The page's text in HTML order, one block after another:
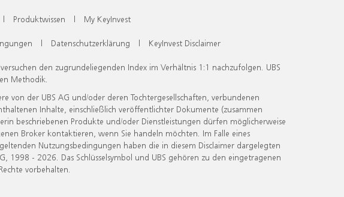
| Produktwissen | My KeyInvest
| Datenschutzerklärung | KeyInvest Disclaimer
den zugrundeliegenden Index im Verhältnis 1:1 nachzufolgen. UBS
Methodik.
der UBS AG und/oder deren Tochtergesellschaften, verbundenen
Inhalte, einschließlich veröffentlichter Dokumente (zusammen
beschriebenen Produkte und/oder Dienstleistungen dürfen möglicherweise
Broker kontaktieren, wenn Sie handeln möchten. Im Falle eines
Nutzungsbedingungen haben die in diesem Disclaimer dargelegten
- 2026. Das Schlüsselsymbol und UBS gehören zu den eingetragenen
vorbehalten.